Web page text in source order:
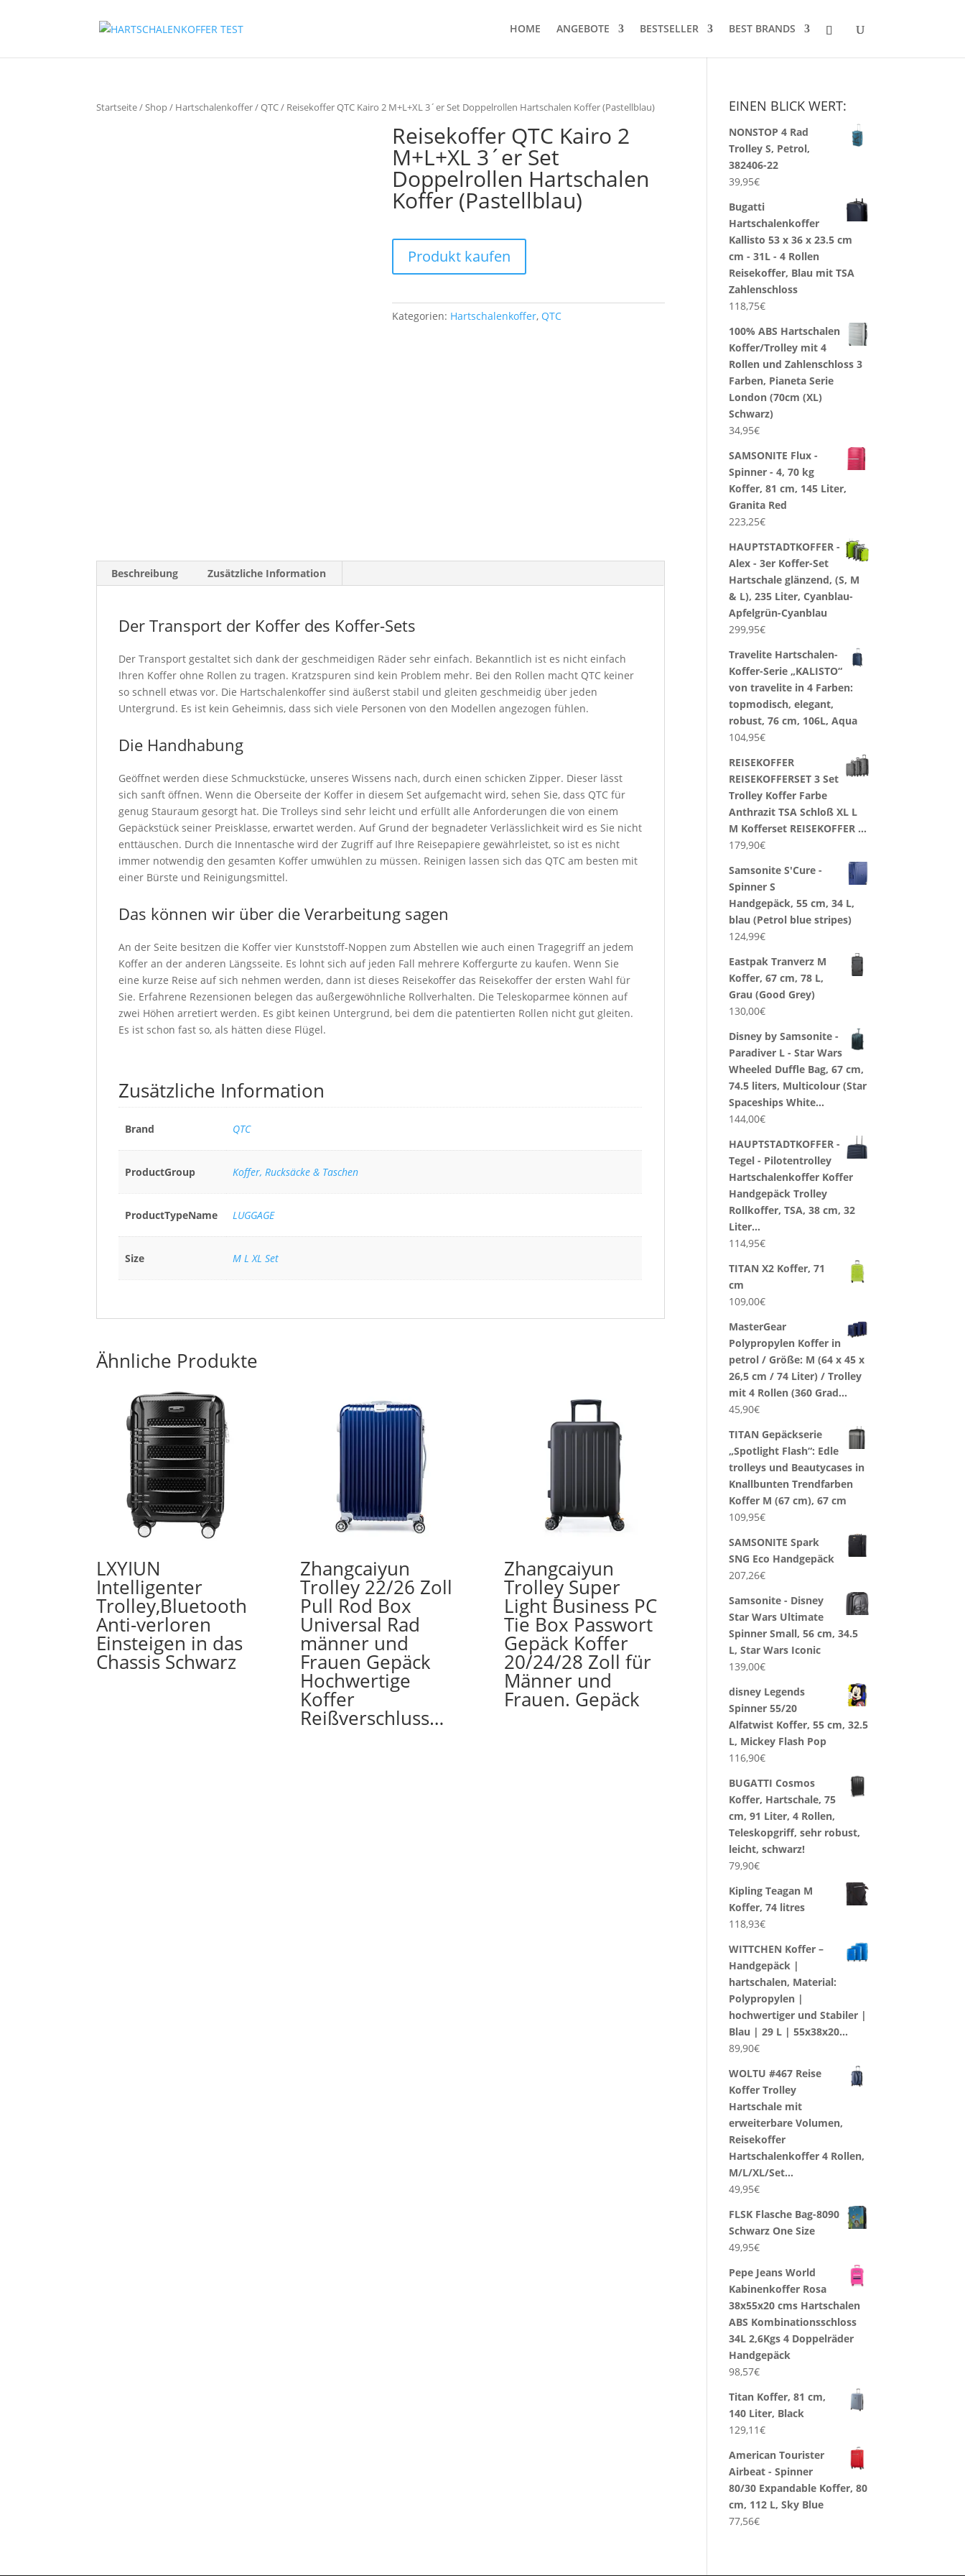
HOME ANGEBOTE BESTSELLER BEST BRANDS
Startseite/Shop/ Hartschalenkoffer/QTC/ Reisekoffer QTC Kairo 2 M+L+XL 3´er Set Doppelrollen Hartschalen Koffer (Pastellblau)
Reisekoffer QTC Kairo 2
M+L+XL 3´er Set
Doppelrollen Hartschalen
Koffer (Pastellblau)
Produkt kaufen
Kategorien: Hartschalenkoffer, QTC
Beschreibung Zusätzliche Information
Der Transport der Koffer des Koffer-Sets
Der Transport gestaltet sich dank der geschmeidigen Räder sehr einfach. Bekanntlich ist es nicht einfach
Ihren Koffer ohne Rollen zu tragen. Kratzspuren sind kein Problem mehr. Bei den Rollen macht QTC keiner
so schnell etwas vor. Die Hartschalenkoffer sind äußerst stabil und gleiten geschmeidig über jeden
Untergrund. Es ist kein Geheimnis, dass sich viele Personen von den Modellen angezogen fühlen.
Die Handhabung
Geöffnet werden diese Schmuckstücke, unseres Wissens nach, durch einen schicken Zipper. Dieser lässt
sich sanft öffnen. Wenn die Oberseite der Koffer in diesem Set aufgemacht wird, sehen Sie, dass QTC für
genug Stauraum gesorgt hat. Die Trolleys sind sehr leicht und erfüllt alle Anforderungen die von einem
Gepäckstück seiner Preisklasse, erwartet werden. Auf Grund der begnadeter Verlässlichkeit wird es Sie nicht
enttäuschen. Durch die Innentasche wird der Zugriff auf Ihre Reisepapiere gewährleistet, so ist es nicht
immer notwendig den gesamten Koffer umwühlen zu müssen. Reinigen lassen sich das QTC am besten mit
einer Bürste und Reinigungsmittel.
Das können wir über die Verarbeitung sagen
An der Seite besitzen die Koffer vier Kunststoff-Noppen zum Abstellen wie auch einen Tragegriff an jedem
Koffer an der anderen Längsseite. Es lohnt sich auf jeden Fall mehrere Koffergurte zu kaufen. Wenn Sie
eine kurze Reise auf sich nehmen werden, dann ist dieses Reisekoffer das Reisekoffer der ersten Wahl für
Sie. Erfahrene Rezensionen belegen das außergewöhnliche Rollverhalten. Die Teleskoparmee können auf
zwei Höhen arretiert werden. Es gibt keinen Untergrund, bei dem die patentierten Rollen nicht gut gleiten.
Es ist schon fast so, als hätten diese Flügel.
Zusätzliche Information
Brand QTC
ProductGroup Koffer, Rucksäcke & Taschen
ProductTypeName LUGGAGE
Size M L XL Set
Ähnliche Produkte
LXYIUN
Intelligenter
Trolley,Bluetooth
Anti-verloren
Einsteigen in das
Chassis Schwarz
Zhangcaiyun
Trolley 22/26 Zoll
Pull Rod Box
Universal Rad
männer und
Frauen Gepäck
Hochwertige
Koffer
Reißverschluss…
Zhangcaiyun
Trolley Super
Light Business PC
Tie Box Passwort
Gepäck Koffer
20/24/28 Zoll für
Männer und
Frauen. Gepäck
EINEN BLICK WERT:
NONSTOP 4 Rad
Trolley S, Petrol,
382406-22
39,95€
Bugatti
Hartschalenkoffer
Kallisto 53 x 36 x 23.5 cm
cm - 31L - 4 Rollen
Reisekoffer, Blau mit TSA
Zahlenschloss
118,75€
100% ABS Hartschalen
Koffer/Trolley mit 4
Rollen und Zahlenschloss 3
Farben, Pianeta Serie
London (70cm (XL)
Schwarz)
34,95€
SAMSONITE Flux -
Spinner - 4, 70 kg
Koffer, 81 cm, 145 Liter,
Granita Red
223,25€
HAUPTSTADTKOFFER -
Alex - 3er Koffer-Set
Hartschale glänzend, (S, M
& L), 235 Liter, Cyanblau-
Apfelgrün-Cyanblau
299,95€
Travelite Hartschalen-
Koffer-Serie „KALISTO“
von travelite in 4 Farben:
topmodisch, elegant,
robust, 76 cm, 106L, Aqua
104,95€
REISEKOFFER
REISEKOFFERSET 3 Set
Trolley Koffer Farbe
Anthrazit TSA Schloß XL L
M Kofferset REISEKOFFER …
179,90€
Samsonite S'Cure -
Spinner S
Handgepäck, 55 cm, 34 L,
blau (Petrol blue stripes)
124,99€
Eastpak Tranverz M
Koffer, 67 cm, 78 L,
Grau (Good Grey)
130,00€
Disney by Samsonite -
Paradiver L - Star Wars
Wheeled Duffle Bag, 67 cm,
74.5 liters, Multicolour (Star
Spaceships White…
144,00€
HAUPTSTADTKOFFER -
Tegel - Pilotentrolley
Hartschalenkoffer Koffer
Handgepäck Trolley
Rollkoffer, TSA, 38 cm, 32
Liter…
114,95€
TITAN X2 Koffer, 71
cm
109,00€
MasterGear
Polypropylen Koffer in
petrol / Größe: M (64 x 45 x
26,5 cm / 74 Liter) / Trolley
mit 4 Rollen (360 Grad…
45,90€
TITAN Gepäckserie
„Spotlight Flash“: Edle
trolleys und Beautycases in
Knallbunten Trendfarben
Koffer M (67 cm), 67 cm
109,95€
SAMSONITE Spark
SNG Eco Handgepäck
207,26€
Samsonite - Disney
Star Wars Ultimate
Spinner Small, 56 cm, 34.5
L, Star Wars Iconic
139,00€
disney Legends
Spinner 55/20
Alfatwist Koffer, 55 cm, 32.5
L, Mickey Flash Pop
116,90€
BUGATTI Cosmos
Koffer, Hartschale, 75
cm, 91 Liter, 4 Rollen,
Teleskopgriff, sehr robust,
leicht, schwarz!
79,90€
Kipling Teagan M
Koffer, 74 litres
118,93€
WITTCHEN Koffer –
Handgepäck |
hartschalen, Material:
Polypropylen |
hochwertiger und Stabiler |
Blau | 29 L | 55x38x20…
89,90€
WOLTU #467 Reise
Koffer Trolley
Hartschale mit
erweiterbare Volumen,
Reisekoffer
Hartschalenkoffer 4 Rollen,
M/L/XL/Set…
49,95€
FLSK Flasche Bag-8090
Schwarz One Size
49,95€
Pepe Jeans World
Kabinenkoffer Rosa
38x55x20 cms Hartschalen
ABS Kombinationsschloss
34L 2,6Kgs 4 Doppelräder
Handgepäck
98,57€
Titan Koffer, 81 cm,
140 Liter, Black
129,11€
American Tourister
Airbeat - Spinner
80/30 Expandable Koffer, 80
cm, 112 L, Sky Blue
77,56€